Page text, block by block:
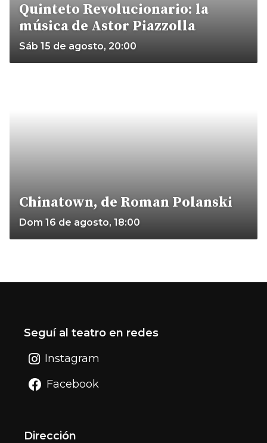
Quinteto Revolucionario: la
música de Astor Piazzolla
Sáb 15 de agosto, 20:00
Chinatown, de Roman Polanski
Dom 16 de agosto, 18:00
Seguí al teatro en redes
Instagram
Facebook
Dirección